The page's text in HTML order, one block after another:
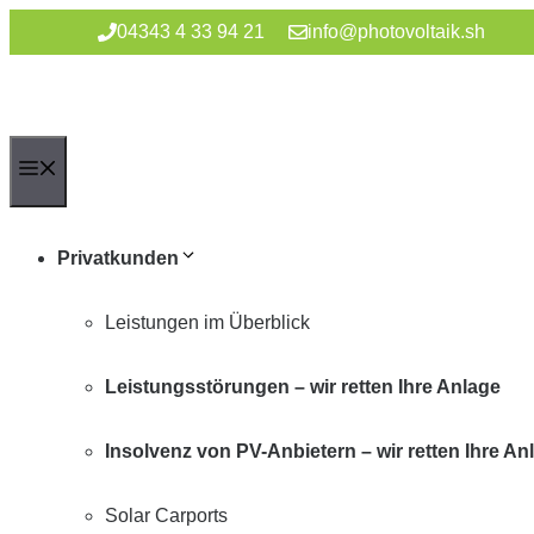
springen
04343 4 33 94 21 info@photovoltaik.sh
Privatkunden
Leistungen im Überblick
Leistungsstörungen – wir retten Ihre Anlage
Insolvenz von PV-Anbietern – wir retten Ihre
Solar Carports